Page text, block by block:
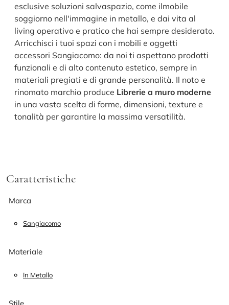
esclusive soluzioni salvaspazio, come ilmobile
soggiorno nell'immagine in metallo, e dai vita al
living operativo e pratico che hai sempre desiderato.
Arricchisci i tuoi spazi con i mobili e oggetti
accessori Sangiacomo: da noi ti aspettano prodotti
funzionali e di alto contenuto estetico, sempre in
materiali pregiati e di grande personalità. Il noto e
rinomato marchio produce Librerie a muro moderne
in una vasta scelta di forme, dimensioni, texture e
tonalità per garantire la massima versatilità.
Caratteristiche
Marca
Sangiacomo
Materiale
In Metallo